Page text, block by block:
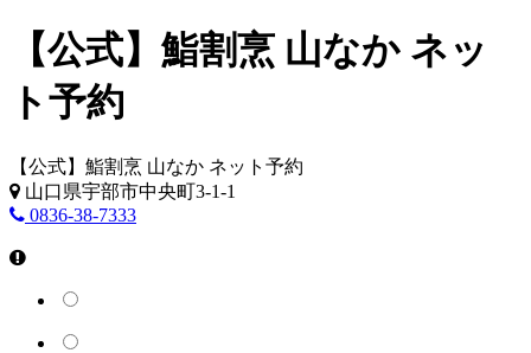
【公式】鮨割烹 山なか ネッ
ト予約
【公式】鮨割烹 山なか ネット予約
山口県宇部市中央町3-1-1
0836-38-7333